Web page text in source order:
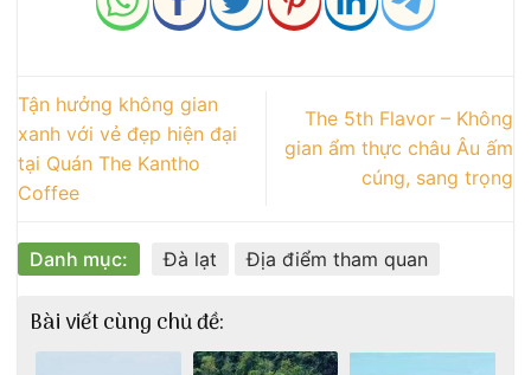
Tận hưởng không gian
xanh với vẻ đẹp hiện đại
tại Quán The Kantho
Coffee
The 5th Flavor – Không
gian ẩm thực châu Âu ấm
cúng, sang trọng
Danh mục: Đà lạt Địa điểm tham quan
Bài viết cùng chủ đề: